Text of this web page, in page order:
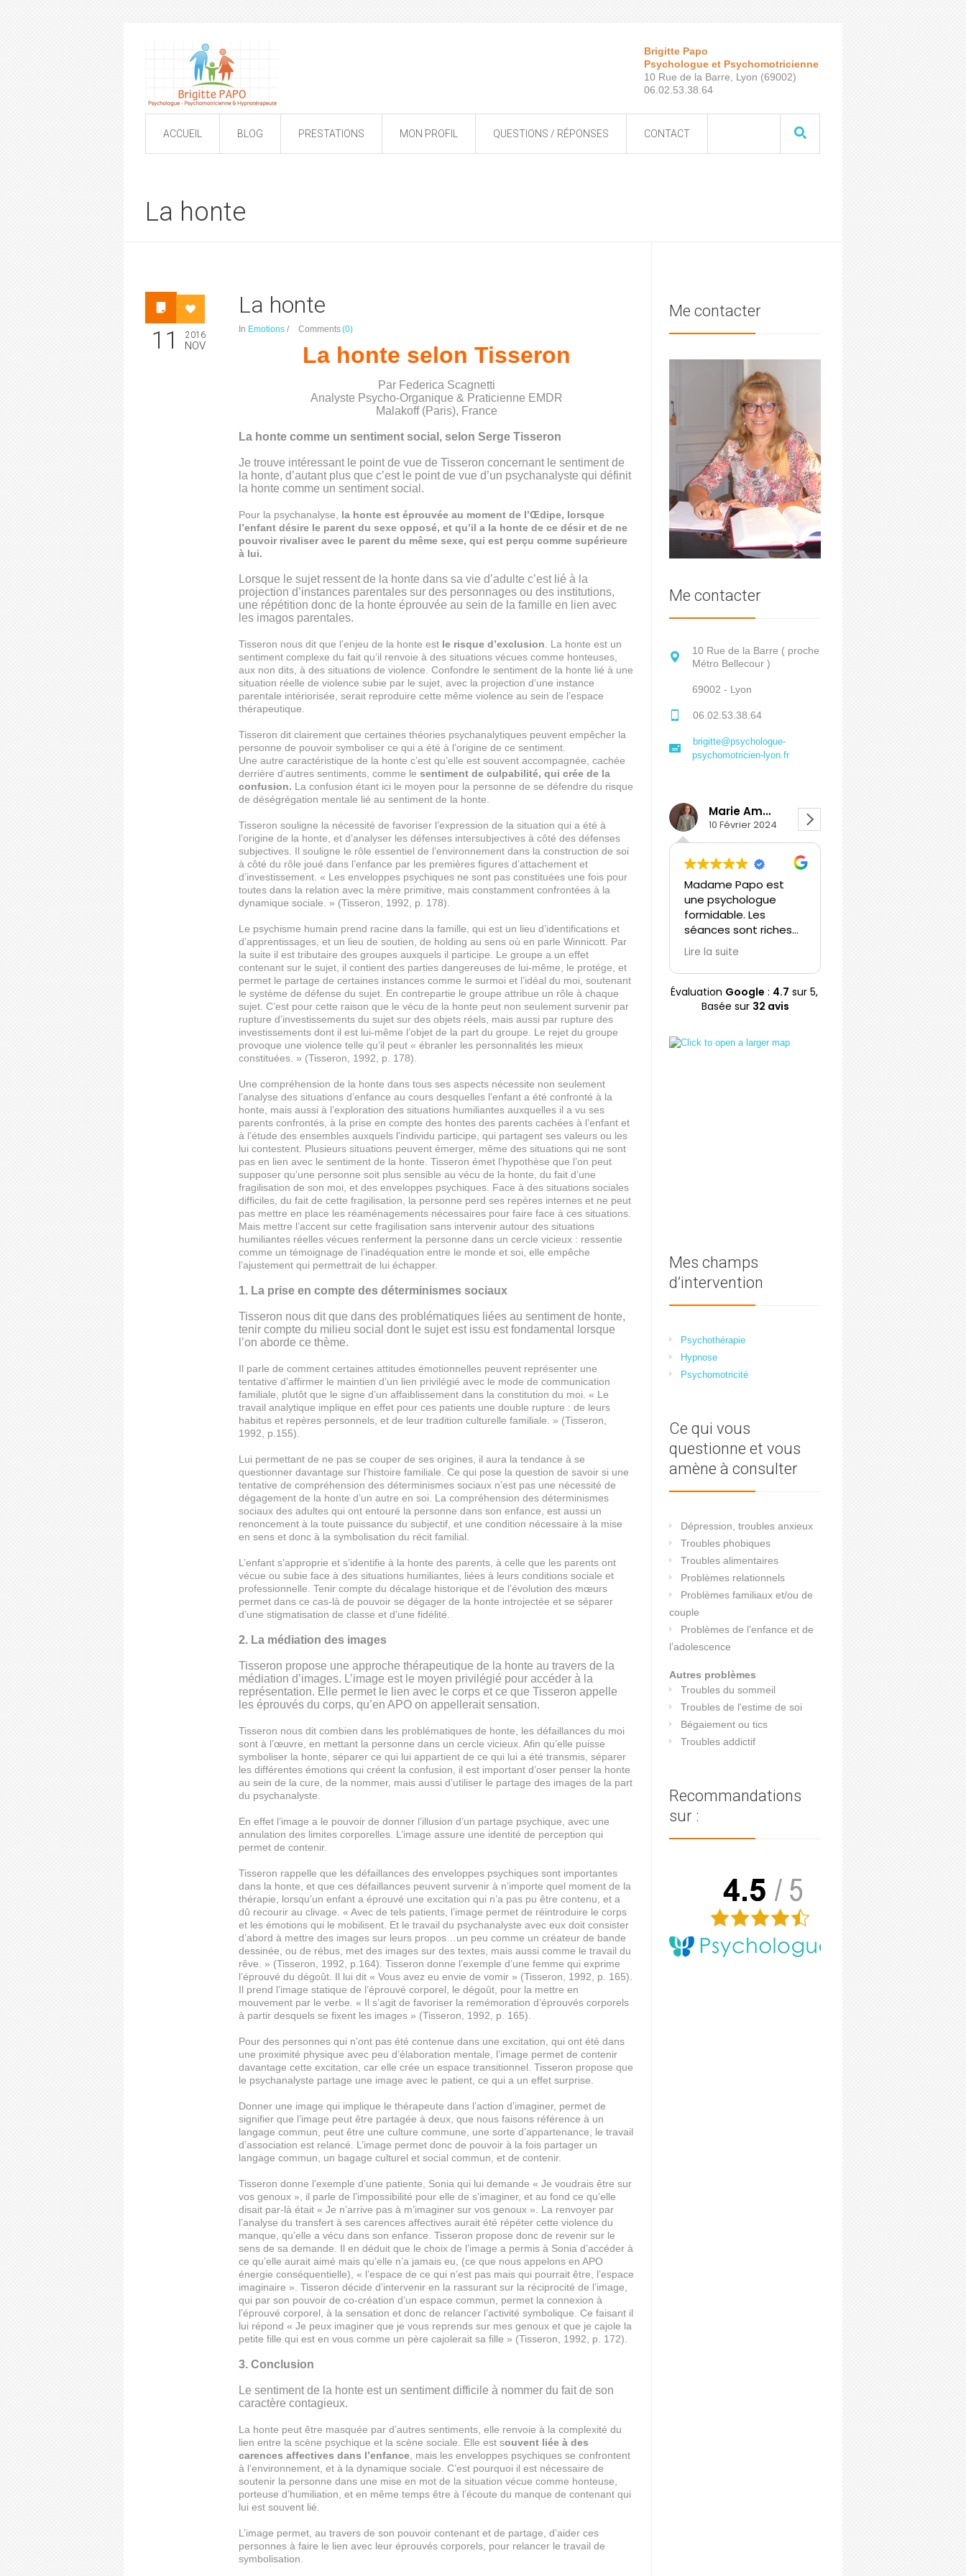
Brigitte Papo
Psychologue et Psychomotricienne
10 Rue de la Barre, Lyon (69002)
06.02.53.38.64
ACCUEIL BLOG PRESTATIONS MON PROFIL QUESTIONS / RÉPONSES CONTACT
La honte
11 2016
NOV
La honte
In Emotions / Comments(0)
La honte selon Tisseron
Par Federica Scagnetti
Analyste Psycho-Organique & Praticienne EMD R
Malakoff (Paris), France
La honte comme un sentiment social, selon Serge Tisseron
Je trouve intéressant le point de vue de Tisseron concernant le sentiment de
la honte, d’autant plus que c’est le point de vue d’un psychanalyste qui définit
la honte comme un sentiment social.
Pour la psychanalyse, la honte est éprouvée au moment de l’Œdipe, lorsque
l’enfant désire le parent du sexe opposé, et qu’il a la honte de ce désir et de ne
pouvoir rivaliser avec le parent du même sexe, qui est perçu comme supérieure
à lui.
Lorsque le sujet ressent de la honte dans sa vie d’adulte c’est lié à la
projection d’instances parentales sur des personnages ou des institutions,
une répétition donc de la honte éprouvée au sein de la famille en lien avec
les imagos parentales.
Tisseron nous dit que l’enjeu de la honte est le risque d’exclusion . La honte est un
sentiment complexe du fait qu’il renvoie à des situations vécues comme honteuses,
aux non dits, à des situations de violence. Confondre le sentiment de la honte lié à une
situation réelle de violence subie par le sujet, avec la projection d’une instance
parentale intériorisée, serait reproduire cette même violence au sein de l’espace
thérapeutique.
Tisseron dit clairement que certaines théories psychanalytiques peuvent empêcher la
personne de pouvoir symboliser ce qui a été à l’origine de ce sentiment.
Une autre caractéristique de la honte c’est qu’elle est souvent accompagnée, cachée
derrière d’autres sentiments, comme le sentiment de culpabilité, qui crée de la
confusion. La confusion étant ici le moyen pour la personne de se défendre du risque
de déségrégation mentale lié au sentiment de la honte.
Tisseron souligne la nécessité de favoriser l’expression de la situation qui a été à
l’origine de la honte, et d’analyser les défenses intersubjectives à côté des défenses
subjectives. Il souligne le rôle essentiel de l’environnement dans la construction de soi
à côté du rôle joué dans l’enfance par les premières figures d’attachement et
d’investissement. « Les enveloppes psychiques ne sont pas constituées une fois pour
toutes dans la relation avec la mère primitive, mais constamment confrontées à la
dynamique sociale. » (Tisseron, 1992, p. 178).
Le psychisme humain prend racine dans la famille, qui est un lieu d’identifications et
d’apprentissages, et un lieu de soutien, de holding au sens où en parle Winnicott. Par
la suite il est tributaire des groupes auxquels il participe. Le groupe a un effet
contenant sur le sujet, il contient des parties dangereuses de lui-même, le protége, et
permet le partage de certaines instances comme le surmoi et l’idéal du moi, soutenant
le système de défense du sujet. En contrepartie le groupe attribue un rôle à chaque
sujet. C’est pour cette raison que le vécu de la honte peut non seulement survenir par
rupture d’investissements du sujet sur des objets réels, mais aussi par rupture des
investissements dont il est lui-même l’objet de la part du groupe. Le rejet du groupe
provoque une violence telle qu’il peut « ébranler les personnalités les mieux
constituées. » (Tisseron, 1992, p. 178).
Une compréhension de la honte dans tous ses aspects nécessite non seulement
l’analyse des situations d’enfance au cours desquelles l’enfant a été confronté à la
honte, mais aussi à l’exploration des situations humiliantes auxquelles il a vu ses
parents confrontés, à la prise en compte des hontes des parents cachées à l’enfant et
à l’étude des ensembles auxquels l’individu participe, qui partagent ses valeurs ou les
lui contestent. Plusieurs situations peuvent émerger, même des situations qui ne sont
pas en lien avec le sentiment de la honte. Tisseron émet l’hypothèse que l’on peut
supposer qu’une personne soit plus sensible au vécu de la honte, du fait d’une
fragilisation de son moi, et des enveloppes psychiques. Face à des situations sociales
difficiles, du fait de cette fragilisation, la personne perd ses repères internes et ne peut
pas mettre en place les réaménagements nécessaires pour faire face à ces situations.
Mais mettre l’accent sur cette fragilisation sans intervenir autour des situations
humiliantes réelles vécues renferment la personne dans un cercle vicieux : ressentie
comme un témoignage de l’inadéquation entre le monde et soi, elle empêche
l’ajustement qui permettrait de lui échapper.
1. La prise en compte des déterminismes sociaux
Tisseron nous dit que dans des problématiques liées au sentiment de honte,
tenir compte du milieu social dont le sujet est issu est fondamental lorsque
l’on aborde ce thème.
Il parle de comment certaines attitudes émotionnelles peuvent représenter une
tentative d’affirmer le maintien d’un lien privilégié avec le mode de communication
familiale, plutôt que le signe d’un affaiblissement dans la constitution du moi. « Le
travail analytique implique en effet pour ces patients une double rupture : de leurs
habitus et repères personnels, et de leur tradition culturelle familiale. » (Tisseron,
1992, p.155).
Lui permettant de ne pas se couper de ses origines, il aura la tendance à se
questionner davantage sur l’histoire familiale. Ce qui pose la question de savoir si une
tentative de compréhension des déterminismes sociaux n’est pas une nécessité de
dégagement de la honte d’un autre en soi. La compréhension des déterminismes
sociaux des adultes qui ont entouré la personne dans son enfance, est aussi un
renoncement à la toute puissance du subjectif, et une condition nécessaire à la mise
en sens et donc à la symbolisation du récit familial.
L’enfant s’approprie et s’identifie à la honte des parents, à celle que les parents ont
vécue ou subie face à des situations humiliantes, liées à leurs conditions sociale et
professionnelle. Tenir compte du décalage historique et de l’évolution des mœurs
permet dans ce cas-là de pouvoir se dégager de la honte introjectée et se séparer
d’une stigmatisation de classe et d’une fidélité.
2. La médiation des images
Tisseron propose une approche thérapeutique de la honte au travers de la
médiation d’images. L’image est le moyen privilégié pour accéder à la
représentation. Elle permet le lien avec le corps et ce que Tisseron appelle
les éprouvés du corps, qu’en APO on appellerait sensation.
Tisseron nous dit combien dans les problématiques de honte, les défaillances du moi
sont à l’œuvre, en mettant la personne dans un cercle vicieux. Afin qu’elle puisse
symboliser la honte, séparer ce qui lui appartient de ce qui lui a été transmis, séparer
les différentes émotions qui créent la confusion, il est important d’oser penser la honte
au sein de la cure, de la nommer, mais aussi d’utiliser le partage des images de la part
du psychanalyste.
En effet l’image a le pouvoir de donner l’illusion d’un partage psychique, avec une
annulation des limites corporelles. L’image assure une identité de perception qui
permet de contenir.
Tisseron rappelle que les défaillances des enveloppes psychiques sont importantes
dans la honte, et que ces défaillances peuvent survenir à n’importe quel moment de la
thérapie, lorsqu’un enfant a éprouvé une excitation qui n’a pas pu être contenu, et a
dû recourir au clivage. « Avec de tels patients, l’image permet de réintroduire le corps
et les émotions qui le mobilisent. Et le travail du psychanalyste avec eux doit consister
d’abord à mettre des images sur leurs propos…un peu comme un créateur de bande
dessinée, ou de rébus, met des images sur des textes, mais aussi comme le travail du
rêve. » (Tisseron, 1992, p.164). Tisseron donne l’exemple d’une femme qui exprime
l’éprouvé du dégoût. Il lui dit « Vous avez eu envie de vomir » (Tisseron, 1992, p. 165).
Il prend l’image statique de l’éprouvé corporel, le dégoût, pour la mettre en
mouvement par le verbe. « Il s’agit de favoriser la remémoration d’éprouvés corporels
à partir desquels se fixent les images » (Tisseron, 1992, p. 165).
Pour des personnes qui n’ont pas été contenue dans une excitation, qui ont été dans
une proximité physique avec peu d’élaboration mentale, l’image permet de contenir
davantage cette excitation, car elle crée un espace transitionnel. Tisseron propose que
le psychanalyste partage une image avec le patient, ce qui a un effet surprise.
Donner une image qui implique le thérapeute dans l’action d’imaginer, permet de
signifier que l’image peut être partagée à deux, que nous faisons référence à un
langage commun, peut être une culture commune, une sorte d’appartenance, le travail
d’association est relancé. L’image permet donc de pouvoir à la fois partager un
langage commun, un bagage culturel et social commun, et de contenir.
Tisseron donne l’exemple d’une patiente, Sonia qui lui demande « Je voudrais être sur
vos genoux », il parle de l’impossibilité pour elle de s’imaginer, et au fond ce qu’elle
disait par-là était « Je n’arrive pas à m’imaginer sur vos genoux ». La renvoyer par
l’analyse du transfert à ses carences affectives aurait été répéter cette violence du
manque, qu’elle a vécu dans son enfance. Tisseron propose donc de revenir sur le
sens de sa demande. Il en déduit que le choix de l’image a permis à Sonia d’accéder à
ce qu’elle aurait aimé mais qu’elle n’a jamais eu, (ce que nous appelons en APO
énergie conséquentielle), « l’espace de ce qui n’est pas mais qui pourrait être, l’espace
imaginaire ». Tisseron décide d’intervenir en la rassurant sur la réciprocité de l’image,
qui par son pouvoir de co-création d’un espace commun, permet la connexion à
l’éprouvé corporel, à la sensation et donc de relancer l’activité symbolique. Ce faisant il
lui répond « Je peux imaginer que je vous reprends sur mes genoux et que je cajole la
petite fille qui est en vous comme un père cajolerait sa fille » (Tisseron, 1992, p. 172).
3. Conclusion
Le sentiment de la honte est un sentiment difficile à nommer du fait de son
caractère contagieux.
La honte peut être masquée par d’autres sentiments, elle renvoie à la complexité du
lien entre la scène psychique et la scène sociale. Elle est souvent liée à des
carences affectives dans l’enfance , mais les enveloppes psychiques se confrontent
à l’environnement, et à la dynamique sociale. C’est pourquoi il est nécessaire de
soutenir la personne dans une mise en mot de la situation vécue comme honteuse,
porteuse d’humiliation, et en même temps être à l’écoute du manque de contenant qui
lui est souvent lié.
L’image permet, au travers de son pouvoir contenant et de partage, d’aider ces
personnes à faire le lien avec leur éprouvés corporels, pour relancer le travail de
symbolisation.
Me contacter
Me contacter
10 Rue de la Barre ( proche
Métro Bellecour )
69002 - Lyon
06.02.53.38.64
brigitte@psychologue-
psychomotricien-lyon.fr
Marie Amodeo
10 Février 2024
Madame Papo est
une psychologue
formidable. Les
séances sont riches
en exemples et en
conseils. Madame
Papo réussit à vous
faire réfléchir
profondément, tout
à la fois dynamique et
percutant très très
Lire la suite
Évaluation Google : 4.7 sur 5,
Basée sur 32 avis
Mes champs
d’intervention
Psychothérapie
Hypnose
Psychomotricité
Ce qui vous
questionne et vous
amène à consulter
Dépression, troubles anxieux
Troubles phobiques
Troubles alimentaires
Problèmes relationnels
Problèmes familiaux et/ou de
couple
Problèmes de l’enfance et de
l’adolescence
Autres problèmes
Troubles du sommeil
Troubles de l'estime de soi
Bégaiement ou tics
Troubles addictif
Recommandations
sur :